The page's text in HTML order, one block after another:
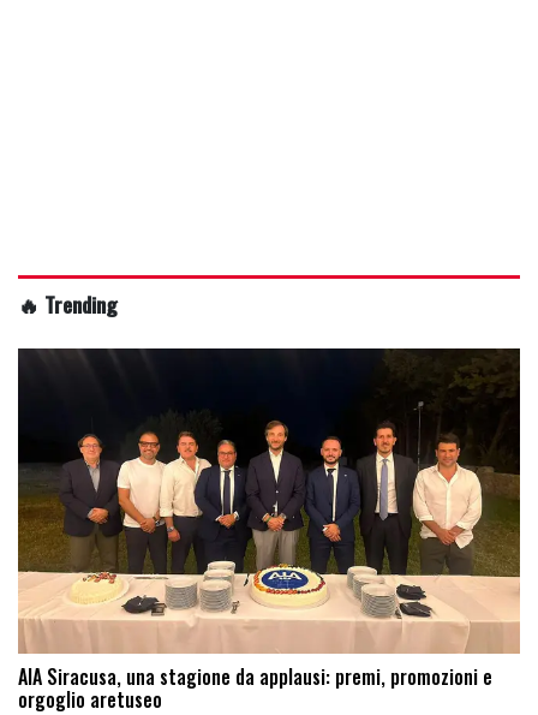
🔥 Trending
AIA Siracusa, una stagione da applausi: premi, promozioni e
orgoglio aretuseo